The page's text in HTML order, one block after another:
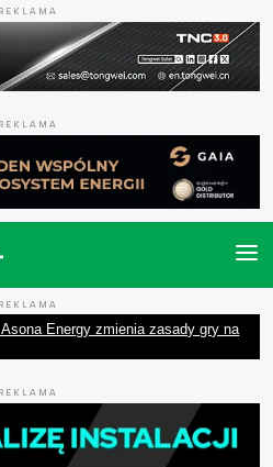
REKLAMA
REKLAMA
REKLAMA
Energy zmienia zasady gry na
REKLAMA